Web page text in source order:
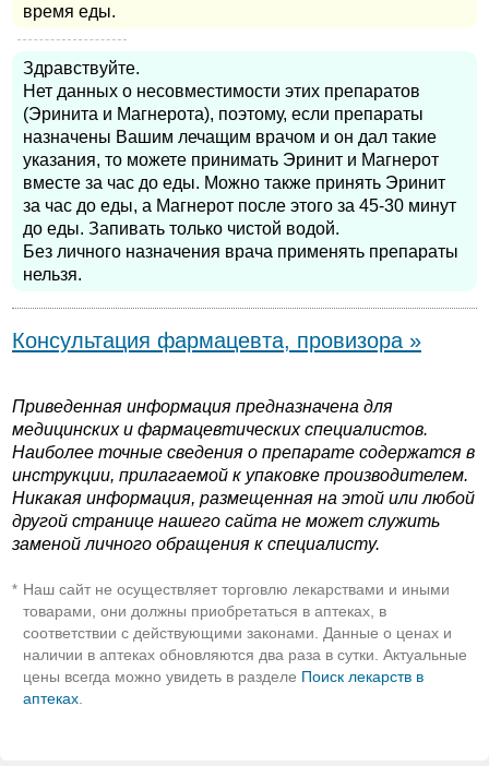
время еды.
Здравствуйте.
Нет данных о несовместимости этих препаратов
(Эринита и Магнерота), поэтому, если препараты
назначены Вашим лечащим врачом и он дал такие
указания, то можете принимать Эринит и Магнерот
вместе за час до еды. Можно также принять Эринит
за час до еды, а Магнерот после этого за 45-30 минут
до еды. Запивать только чистой водой.
Без личного назначения врача применять препараты
нельзя.
Консультация фармацевта, провизора »
Приведенная информация предназначена для
медицинских и фармацевтических специалистов.
Наиболее точные сведения о препарате содержатся в
инструкции, прилагаемой к упаковке производителем.
Никакая информация, размещенная на этой или любой
другой странице нашего сайта не может служить
заменой личного обращения к специалисту.
* Наш сайт не осуществляет торговлю лекарствами и иными
товарами, они должны приобретаться в аптеках, в
соответствии с действующими законами. Данные о ценах и
наличии в аптеках обновляются два раза в сутки. Актуальные
цены всегда можно увидеть в разделе Поиск лекарств в
аптеках